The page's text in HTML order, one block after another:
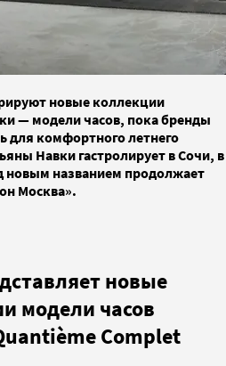
новые коллекции
— модели часов, пока бренды
для комфортного летнего
Навки гастролирует в Сочи, в
новым названием продолжает
Москва».
новые
модели часов
Complet